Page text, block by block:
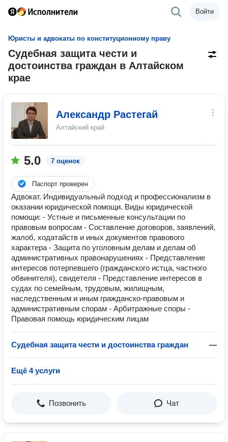
Войти
Юристы и адвокаты по конституционному праву
Судебная защита чести и
достоинства граждан в Алтайском
крае
Александр Растегай
Алтайский край
5.0 7 оценок
Паспорт проверен
Адвокат. Индивидуальный подход и профессионализм в
оказании юридической помощи. Виды юридической
помощи: - Устные и письменные консультации по
правовым вопросам - Составление договоров, заявлений,
жалоб, ходатайств и иных документов правового
характера - Защита по уголовным делам и делам об
административных правонарушениях - Представление
интересов потерпевшего (гражданского истца, частного
обвинителя), свидетеля - Представление интересов в
судах по семейным, трудовым, жилищным,
наследственным и иным гражданско-правовым и
административным спорам - Арбитражные споры -
Правовая помощь юридическим лицам
Судебная защита чести и достоинства граждан —
Ещё 4 услуги
Позвонить Чат